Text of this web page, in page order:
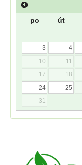
po út
3
4
10
11
17
18
24
25
31